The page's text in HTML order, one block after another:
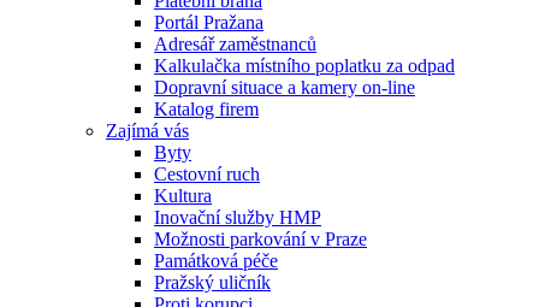
Portál Pražana
Adresář zaměstnanců
Kalkulačka místního poplatku za odpad
Dopravní situace a kamery on-line
Katalog firem
Zajímá vás
Byty
Cestovní ruch
Kultura
Inovační služby HMP
Možnosti parkování v Praze
Památková péče
Pražský uličník